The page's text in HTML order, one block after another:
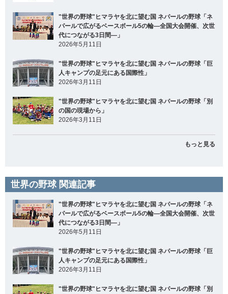
"世界の野球"ヒマラヤを北に望む国 ネパールの野球「ネ
パールで広がるベースボール5の輪―全国大会開催、次世
代につながる3日間―」
2026年5月11日
"世界の野球"ヒマラヤを北に望む国 ネパールの野球「巨
人キャンプの足元にある国際性」
2026年3月11日
"世界の野球"ヒマラヤを北に望む国 ネパールの野球「別
の国の現場から」
2026年3月11日
もっと見る
世界の野球 関連記事
"世界の野球"ヒマラヤを北に望む国 ネパールの野球「ネ
パールで広がるベースボール5の輪―全国大会開催、次世
代につながる3日間―」
2026年5月11日
"世界の野球"ヒマラヤを北に望む国 ネパールの野球「巨
人キャンプの足元にある国際性」
2026年3月11日
"世界の野球"ヒマラヤを北に望む国 ネパールの野球「別